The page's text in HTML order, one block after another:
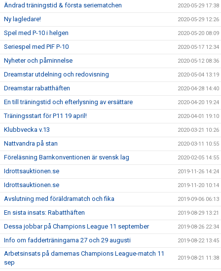
Ändrad träningstid & första seriematchen 2020-05-29 17:38
Ny lagledare! 2020-05-29 12:26
Spel med P-10 i helgen 2020-05-20 08:09
Seriespel med PIF P-10 2020-05-17 12:34
Nyheter och påminnelse 2020-05-12 08:36
Dreamstar utdelning och redovisning 2020-05-04 13:19
Dreamstar rabatthäften 2020-04-28 14:40
En till träningstid och efterlysning av ersättare 2020-04-20 19:24
Träningsstart för P11 19 april! 2020-04-01 19:10
Klubbvecka v.13 2020-03-21 10:26
Nattvandra på stan 2020-03-11 10:55
Föreläsning Barnkonventionen är svensk lag 2020-02-05 14:55
Idrottsauktionen.se 2019-11-26 14:24
Idrottsauktionen.se 2019-11-20 10:14
Avslutning med föräldramatch och fika 2019-09-06 06:13
En sista insats: Rabatthäften 2019-08-29 13:21
Dessa jobbar på Champions League 11 september 2019-08-26 22:34
Info om fadderträningarna 27 och 29 augusti 2019-08-22 13:45
Arbetsinsats på damernas Champions League-match 11
sep
2019-08-21 11:38